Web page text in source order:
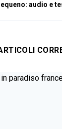
audio e